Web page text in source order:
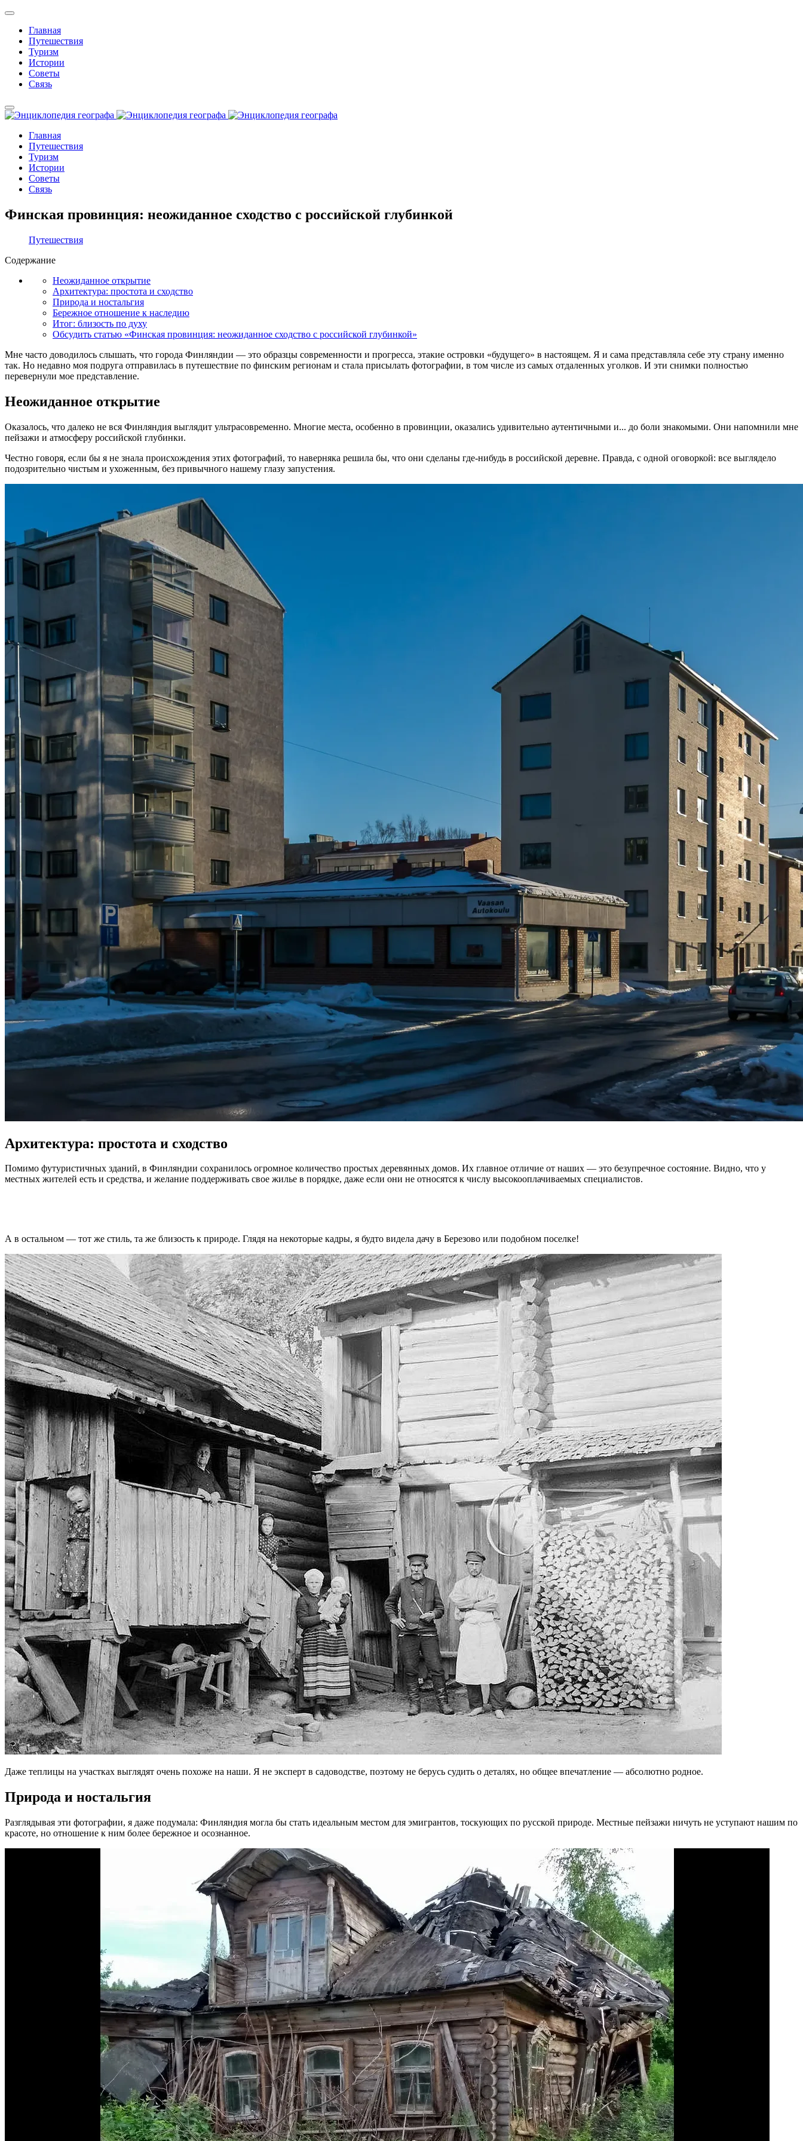
Главная
Путешествия
Туризм
Истории
Советы
Связь
Главная
Путешествия
Туризм
Истории
Советы
Связь
Финская провинция: неожиданное сходство с российской глубинкой
Путешествия
Содержание
Неожиданное открытие
Архитектура: простота и сходство
Природа и ностальгия
Бережное отношение к наследию
Итог: близость по духу
Обсудить статью «Финская провинция: неожиданное сходство с российской глубинкой»
Мне часто доводилось слышать, что города Финляндии — это образцы современности и прогресса, этакие островки «будущего» в настоящем. Я и сама представляла себе эту страну именно
так. Но недавно моя подруга отправилась в путешествие по финским регионам и стала присылать фотографии, в том числе из самых отдаленных уголков. И эти снимки полностью
перевернули мое представление.
Неожиданное открытие
Оказалось, что далеко не вся Финляндия выглядит ультрасовременно. Многие места, особенно в провинции, оказались удивительно аутентичными и... до боли знакомыми. Они напомнили мне
пейзажи и атмосферу российской глубинки.
Честно говоря, если бы я не знала происхождения этих фотографий, то наверняка решила бы, что они сделаны где-нибудь в российской деревне. Правда, с одной оговоркой: все выглядело
подозрительно чистым и ухоженным, без привычного нашему глазу запустения.
Архитектура: простота и сходство
Помимо футуристичных зданий, в Финляндии сохранилось огромное количество простых деревянных домов. Их главное отличие от наших — это безупречное состояние. Видно, что у
местных жителей есть и средства, и желание поддерживать свое жилье в порядке, даже если они не относятся к числу высокооплачиваемых специалистов.
А в остальном — тот же стиль, та же близость к природе. Глядя на некоторые кадры, я будто видела дачу в Березово или подобном поселке!
Даже теплицы на участках выглядят очень похоже на наши. Я не эксперт в садоводстве, поэтому не берусь судить о деталях, но общее впечатление — абсолютно родное.
Природа и ностальгия
Разглядывая эти фотографии, я даже подумала: Финляндия могла бы стать идеальным местом для эмигрантов, тоскующих по русской природе. Местные пейзажи ничуть не уступают нашим по
красоте, но отношение к ним более бережное и осознанное.